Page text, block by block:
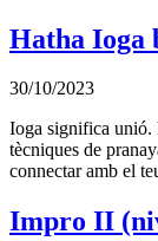
Hatha Ioga
30/10/2023
Ioga significa unió.
tècniques de
connectar amb el
Impro II